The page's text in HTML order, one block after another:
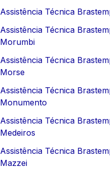
Assistência Técnica
Assistência Técnica
Morumbi
Assistência Técnica
Morse
Assistência Técnica
Monumento
Assistência Técnica
Medeiros
Assistência Técnica
Mazzei